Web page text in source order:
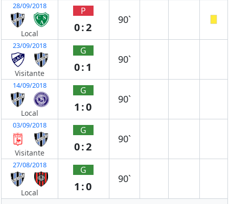
28/09/2018
Local
P
0:2
90`
23/09/2018
Visitante
G
0:1
90`
14/09/2018
Local
G
1:0
90`
03/09/2018
Visitante
G
0:2
90`
27/08/2018
Local
G
1:0
90`